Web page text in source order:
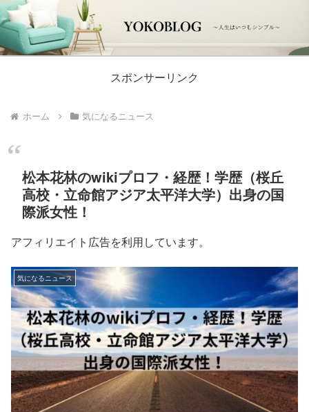
スポンサーリンク
ホーム 気になるニュース
松本花林のwikiプロフ・経歴！学歴（桜丘
高校・立命館アジア太平洋大学）出身の国
際派女性！
アフィリエイト広告を利用しています。
気になるニュース